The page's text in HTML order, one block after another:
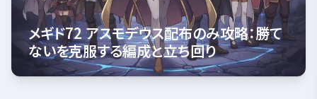
メギド72 アスモデウス配布のみ攻略：勝て
ないを克服する編成と立ち回り